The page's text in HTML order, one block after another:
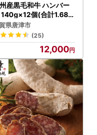
産黒毛和牛 ハンバー
140g×12個(合計1.68k
県唐津市
(25)
12,000